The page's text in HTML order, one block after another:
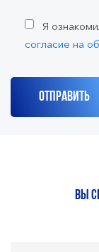
Я
согласие на
Вы